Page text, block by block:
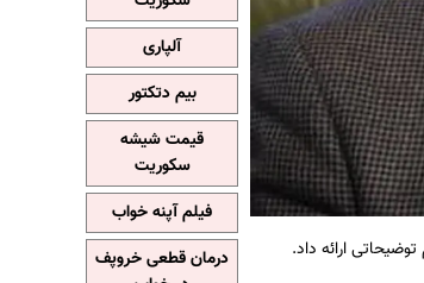
ارائه داد.
آلپاری
بیم دتکتور
قیمت شیشه
سکوریت
فیلم آپنه خواب
درمان قطعی خروپف